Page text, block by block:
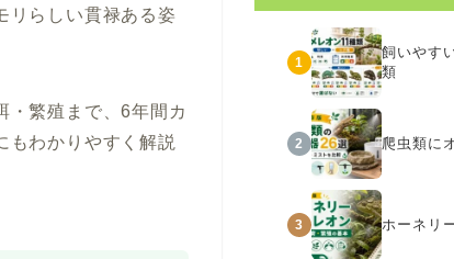
リらしい貫禄ある姿
・繁殖まで、6年間カ
もわかりやすく解説
1
飼いやす
類
2 爬虫類に
3 ホーネリ